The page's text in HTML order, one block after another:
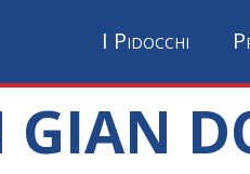
I Pidocchi
GIAN